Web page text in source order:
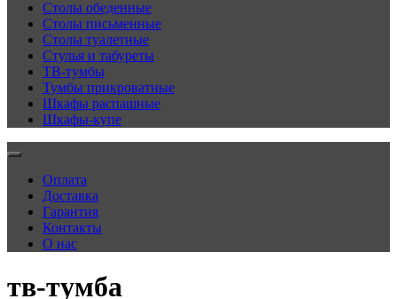
Столы обеденные
Столы письменные
Столы туалетные
Стулья и табуреты
ТВ-тумбы
Тумбы прикроватные
Шкафы распашные
Шкафы-купе
Оплата
Доставка
Гарантия
Контакты
О нас
тв-тумба